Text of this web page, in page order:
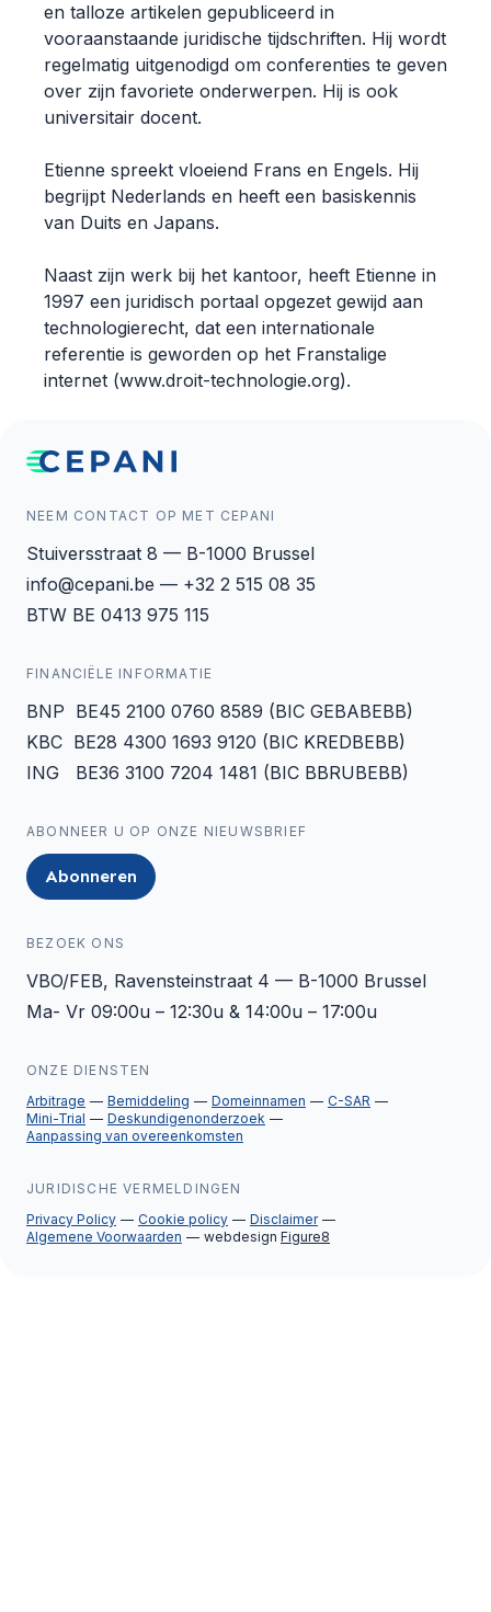
en talloze artikelen gepubliceerd in
vooraanstaande juridische tijdschriften. Hij wordt
regelmatig uitgenodigd om conferenties te geven
over zijn favoriete onderwerpen. Hij is ook
universitair docent.
Etienne spreekt vloeiend Frans en Engels. Hij
begrijpt Nederlands en heeft een basiskennis
van Duits en Japans.
Naast zijn werk bij het kantoor, heeft Etienne in
1997 een juridisch portaal opgezet gewijd aan
technologierecht, dat een internationale
referentie is geworden op het Franstalige
internet (www.droit-technologie.org).
NEEM CONTACT OP MET CEPANI
Stuiversstraat 8 — B-1000 Brussel
info@cepani.be — +32 2 515 08 35
BTW BE 0413 975 115
FINANCIËLE INFORMATIE
BNP BE45 2100 0760 8589 (BIC GEBABEBB)
KBC BE28 4300 1693 9120 (BIC KREDBEBB)
ING BE36 3100 7204 1481 (BIC BBRUBEBB)
ABONNEER U OP ONZE NIEUWSBRIEF
Abonneren
BEZOEK ONS
VBO/FEB, Ravensteinstraat 4 — B-1000 Brussel
Ma- Vr 09:00u – 12:30u & 14:00u – 17:00u
ONZE DIENSTEN
Arbitrage
Bemiddeling Domeinnamen
C-SAR
Mini-Trial
Deskundigenonderzoek
Aanpassing van overeenkomsten
JURIDISCHE VERMELDINGEN
Privacy Policy
Cookie policy
Disclaimer
Algemene Voorwaarden
webdesign Figure8